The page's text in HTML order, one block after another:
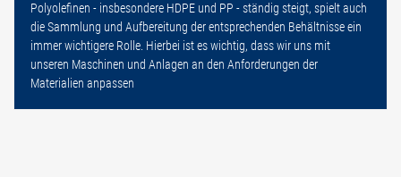
Polyolefinen - insbesondere HDPE und PP - ständig steigt, spielt auch
die Sammlung und Aufbereitung der entsprechenden Behältnisse ein
immer wichtigere Rolle. Hierbei ist es wichtig, dass wir uns mit
unseren Maschinen und Anlagen an den Anforderungen der
Materialien anpassen